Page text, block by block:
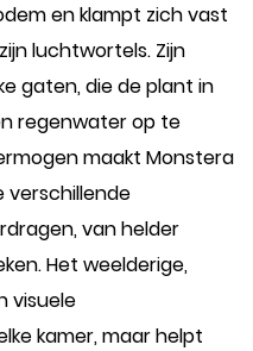
en klampt zich vast
luchtwortels. Zijn
gaten, die de plant in
regenwater op te
maakt Monstera
verschillende
van helder
Het weelderige,
visuele
kamer, maar helpt